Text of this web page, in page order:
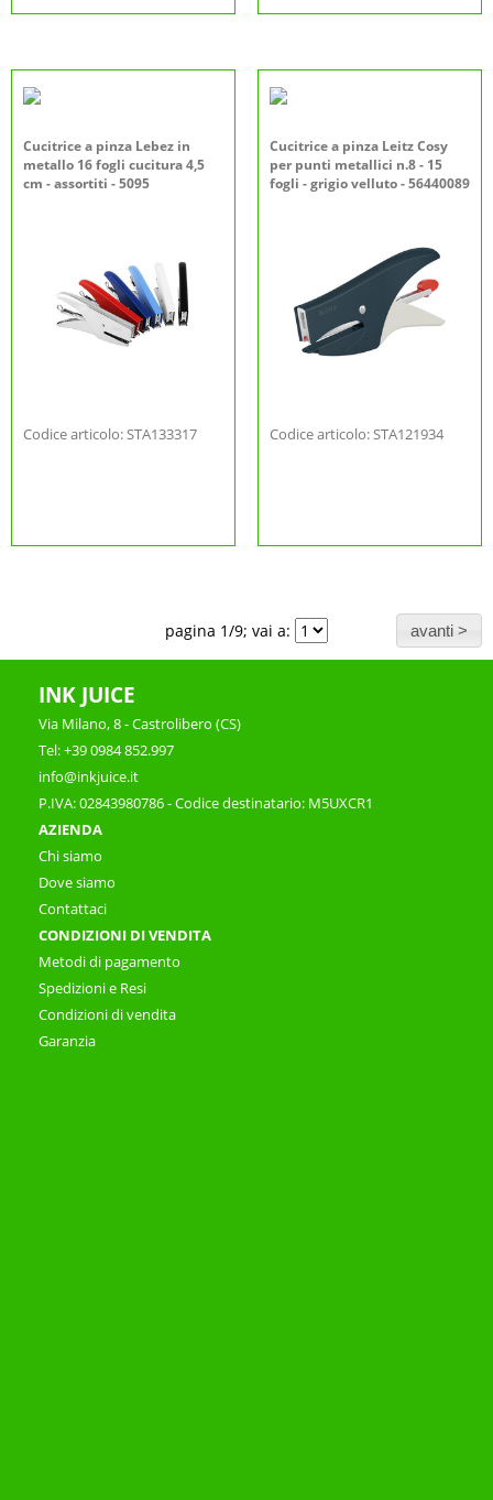
Cucitrice a pinza Lebez in
metallo 16 fogli cucitura 4,5
cm - assortiti - 5095
Codice articolo: STA133317
Cucitrice a pinza Leitz Cosy
per punti metallici n.8 - 15
fogli - grigio velluto - 56440089
Codice articolo: STA121934
pagina 1/9; vai a:
INK JUICE
Via Milano, 8 - Castrolibero (CS)
Tel: +39 0984 852.997
info@inkjuice.it
P.IVA: 02843980786 - Codice destinatario: M5UXCR1
AZIENDA
Chi siamo
Dove siamo
Contattaci
CONDIZIONI DI VENDITA
Metodi di pagamento
Spedizioni e Resi
Condizioni di vendita
Garanzia